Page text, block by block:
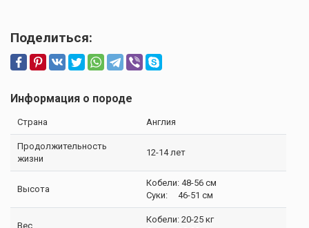
Поделиться:
Информация о породе
Страна Англия
Продолжительность
жизни
12-14 лет
Высота
Кобели: 48-56 см
Суки: 46-51 см
Вес
Кобели: 20-25 кг